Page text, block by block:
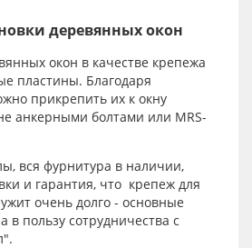
деревянных окон
окон в качестве крепежа
пластины. Благодаря
прикрепить их к окну
анкерными болтами или MRS-
вся фурнитура в наличии,
и гарантия, что крепеж для
очень долго - основные
пользу сотрудничества с